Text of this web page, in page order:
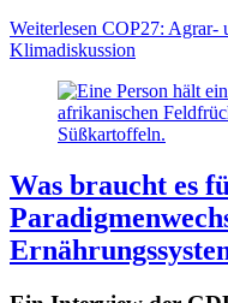
Weiterlesen COP27: Agrar-
Klimadiskussion
Was braucht es